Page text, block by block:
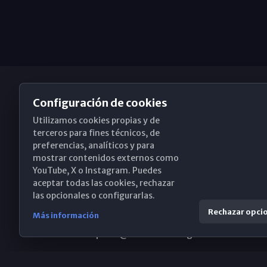
Obispado de Málaga
Santa María, 18-20. 29015 Málaga
(+34) 952 224 386
Configuración de cookies
Utilizamos cookies propias y de
terceros para fines técnicos, de
preferencias, analíticos y para
mostrar contenidos externos como
YouTube, X o Instagram. Puedes
aceptar todas las cookies, rechazar
las opcionales o configurarlas.
Más información Rechazar